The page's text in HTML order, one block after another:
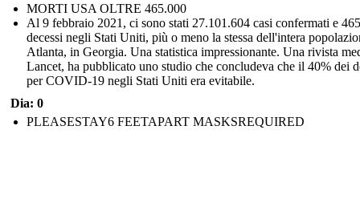
MORTI USA OLTRE 465.000
Al 9 febbraio 2021, ci sono stati 27.101.604 casi confermati e
decessi negli Stati Uniti, più o meno la stessa dell'intera
Atlanta, in Georgia. Una statistica impressionante. Una rivista
Lancet, ha pubblicato uno studio che concludeva che il 40% dei
per COVID-19 negli Stati Uniti era evitabile.
Dia: 0
PLEASESTAY6 FEETAPART MASKSREQUIRED